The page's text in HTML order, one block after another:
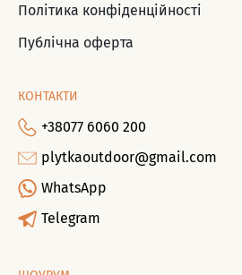
Політика конфіденційності
Публічна оферта
КОНТАКТИ
+38077 6060 200
plytkaoutdoor@gmail.com
WhatsApp
Telegram